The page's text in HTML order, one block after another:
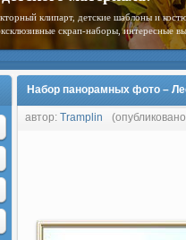
клипарт, детские шаблоны и
скрап-наборы, интересные
Набор панорамных фото –
автор: Tramplin